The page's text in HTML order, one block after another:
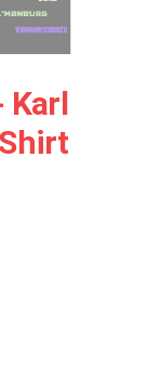
Karl